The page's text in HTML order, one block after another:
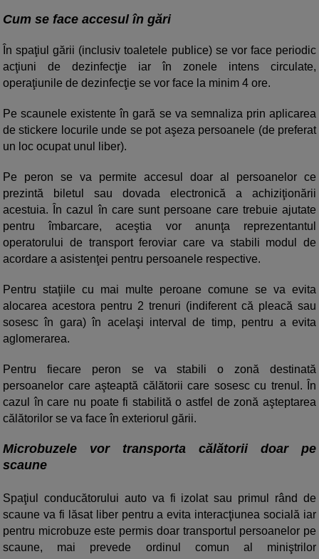
Cum se face accesul în gări
În spaţiul gării (inclusiv toaletele publice) se vor face periodic
acţiuni de dezinfecţie iar în zonele intens circulate,
operaţiunile de dezinfecţie se vor face la minim 4 ore.
Pe scaunele existente în gară se va semnaliza prin aplicarea
de stickere locurile unde se pot aşeza persoanele (de preferat
un loc ocupat unul liber).
Pe peron se va permite accesul doar al persoanelor ce
prezintă biletul sau dovada electronică a achiziţionării
acestuia. În cazul în care sunt persoane care trebuie ajutate
pentru îmbarcare, aceştia vor anunţa reprezentantul
operatorului de transport feroviar care va stabili modul de
acordare a asistenţei pentru persoanele respective.
Pentru staţiile cu mai multe peroane comune se va evita
alocarea acestora pentru 2 trenuri (indiferent că pleacă sau
sosesc în gara) în acelaşi interval de timp, pentru a evita
aglomerarea.
Pentru fiecare peron se va stabili o zonă destinată
persoanelor care aşteaptă călătorii care sosesc cu trenul. În
cazul în care nu poate fi stabilită o astfel de zonă aşteptarea
călătorilor se va face în exteriorul gării.
Microbuzele vor transporta călătorii doar pe
scaune
Spaţiul conducătorului auto va fi izolat sau primul rând de
scaune va fi lăsat liber pentru a evita interacţiunea socială iar
pentru microbuze este permis doar transportul persoanelor pe
scaune, mai prevede ordinul comun al miniştrilor